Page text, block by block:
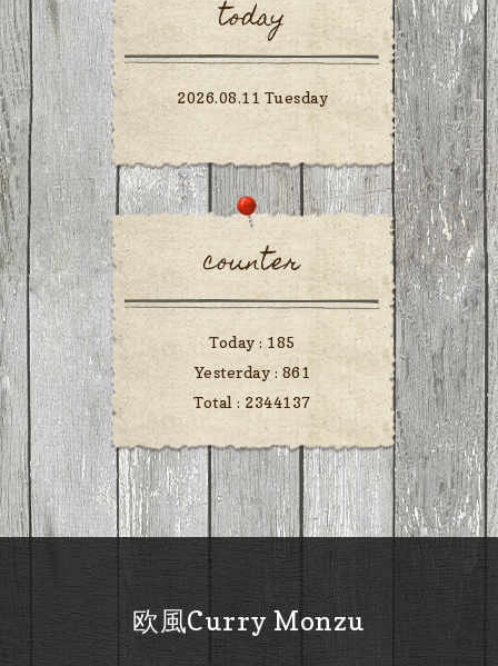
today
2026.08.11 Tuesday
counter
Today : 185
Yesterday : 861
Total : 2344137
欧風Curry Monzu